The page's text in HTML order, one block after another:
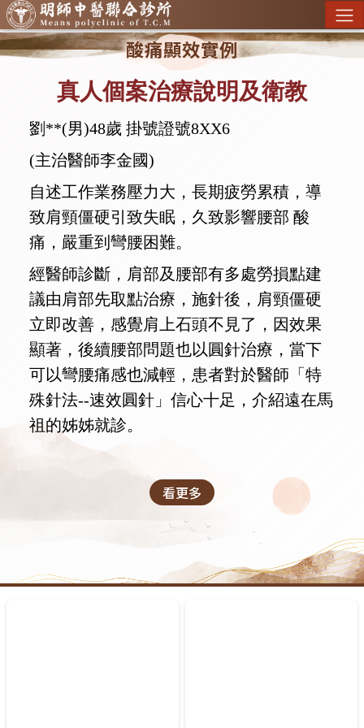
酸痛顯效實例
真人個案治療說明及衛教
劉**(男)48歲 掛號證號8XX6
(主治醫師李金國)
自述工作業務壓力大，長期疲勞累積，導
致肩頸僵硬引致失眠，久致影響腰部 酸
痛，嚴重到彎腰困難。
經醫師診斷，肩部及腰部有多處勞損點建
議由肩部先取點治療，施針後，肩頸僵硬
立即改善，感覺肩上石頭不見了，因效果
顯著，後續腰部問題也以圓針治療，當下
可以彎腰痛感也減輕，患者對於醫師「特
殊針法--速效圓針」信心十足，介紹遠在馬
祖的姊姊就診。
看更多